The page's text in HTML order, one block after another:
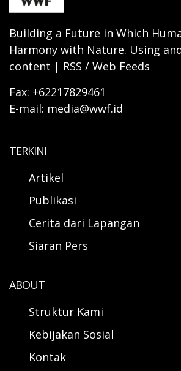
Building a Future in Which
Harmony with Nature. Using
content | RSS / Web Feeds
Fax: +62217829461
E-mail: media@wwf.id
TERKINI
Artikel
Publikasi
Cerita dari Lapangan
Siaran Pers
ABOUT
Struktur Kami
Kebijakan Sosial
Kontak